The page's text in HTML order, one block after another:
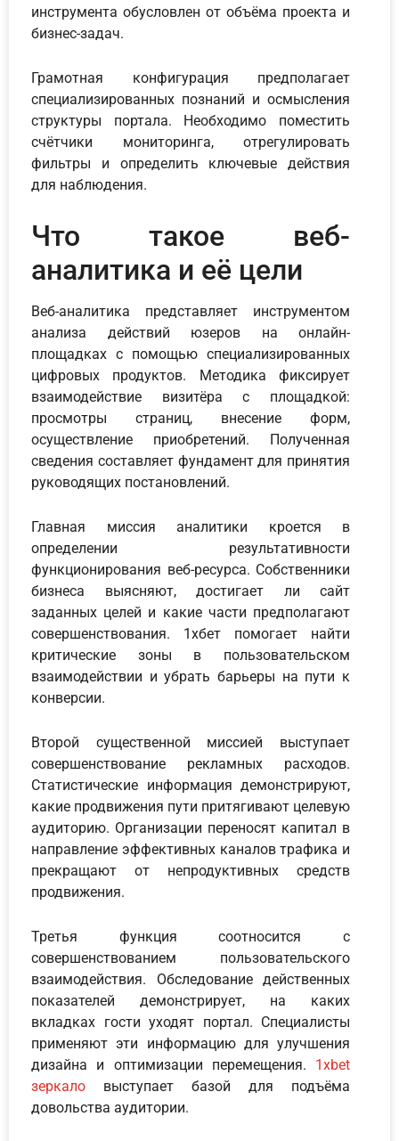
инструмента обусловлен от объёма проекта и
бизнес-задач.
Грамотная конфигурация предполагает
специализированных познаний и осмысления
структуры портала. Необходимо поместить
счётчики мониторинга, отрегулировать
фильтры и определить ключевые действия
для наблюдения.
Что такое веб-
аналитика и её цели
Веб-аналитика представляет инструментом
анализа действий юзеров на онлайн-
площадках с помощью специализированных
цифровых продуктов. Методика фиксирует
взаимодействие визитёра с площадкой:
просмотры страниц, внесение форм,
осуществление приобретений. Полученная
сведения составляет фундамент для принятия
руководящих постановлений.
Главная миссия аналитики кроется в
определении результативности
функционирования веб-ресурса. Собственники
бизнеса выясняют, достигает ли сайт
заданных целей и какие части предполагают
совершенствования. 1хбет помогает найти
критические зоны в пользовательском
взаимодействии и убрать барьеры на пути к
конверсии.
Второй существенной миссией выступает
совершенствование рекламных расходов.
Статистические информация демонстрируют,
какие продвижения пути притягивают целевую
аудиторию. Организации переносят капитал в
направление эффективных каналов трафика и
прекращают от непродуктивных средств
продвижения.
Третья функция соотносится с
совершенствованием пользовательского
взаимодействия. Обследование действенных
показателей демонстрирует, на каких
вкладках гости уходят портал. Специалисты
применяют эти информацию для улучшения
дизайна и оптимизации перемещения. 1xbet
зеркало выступает базой для подъёма
довольства аудитории.